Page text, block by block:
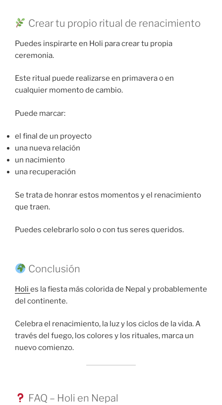
Crear tu propio ritual de renacimiento
Puedes inspirarte en Holi para crear tu propia
ceremonia.
Este ritual puede realizarse en primavera o en
cualquier momento de cambio.
Puede marcar:
el final de un proyecto
una nueva relación
un nacimiento
una recuperación
Se trata de honrar estos momentos y el renacimiento
que traen.
Puedes celebrarlo solo o con tus seres queridos.
Conclusión
Holi es la fiesta más colorida de Nepal y probablemente
del continente.
Celebra el renacimiento, la luz y los ciclos de la vida. A
través del fuego, los colores y los rituales, marca un
nuevo comienzo.
FAQ – Holi en Nepal